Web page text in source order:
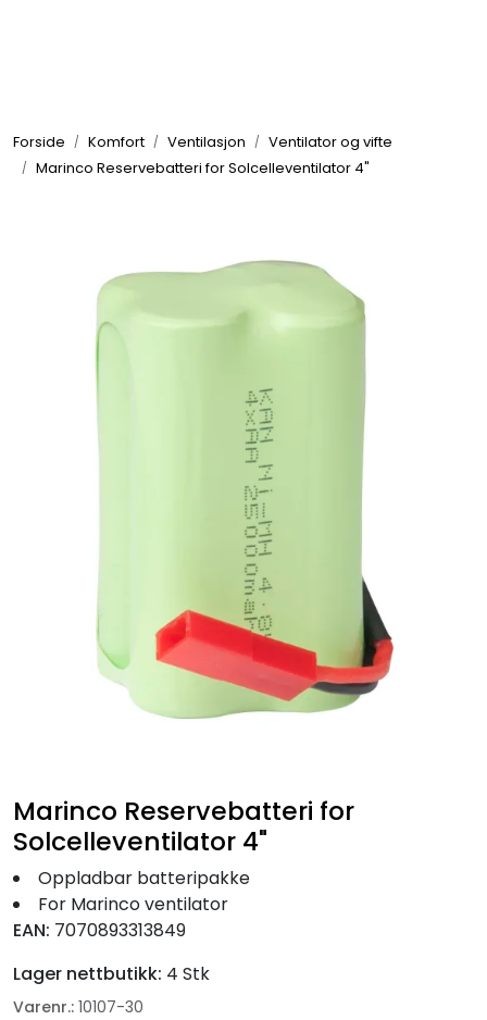
Forside Komfort Ventilasjon
Ventilator og vifte
Marinco Reservebatteri for Solcelleventilator 4"
Marinco Reservebatteri for
Solcelleventilator 4"
Oppladbar batteripakke
For Marinco ventilator
EAN: 7070893313849
Lager nettbutikk: 4 Stk
Varenr.: 10107-30
Elektrisk
Komfort
Motor/Styring
Båtpleie/Opplag